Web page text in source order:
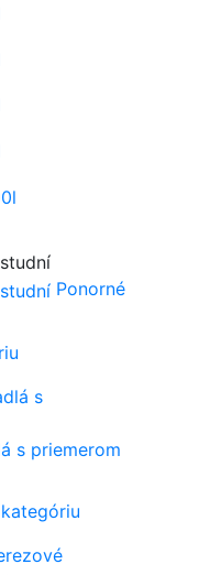
Ponorné
s priemerom